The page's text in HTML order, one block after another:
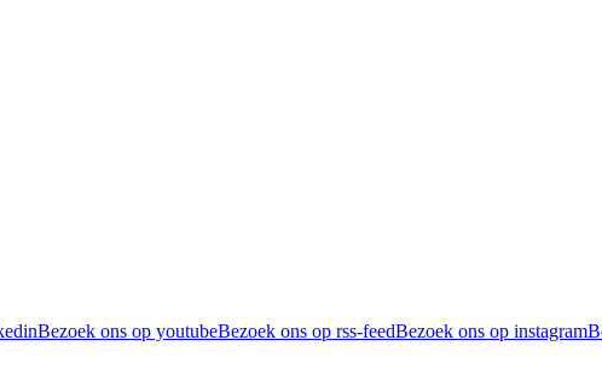
Bezoek ons op youtubeBezoek ons op rss-feedBezoek ons op instagram